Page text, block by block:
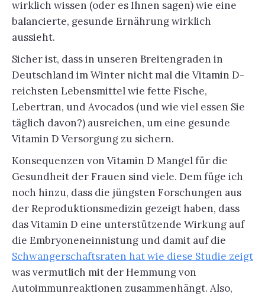
wirklich wissen (oder es Ihnen sagen) wie eine
balancierte, gesunde Ernährung wirklich
aussieht.
Sicher ist, dass in unseren Breitengraden in
Deutschland im Winter nicht mal die Vitamin D-
reichsten Lebensmittel wie fette Fische,
Lebertran, und Avocados (und wie viel essen Sie
täglich davon?) ausreichen, um eine gesunde
Vitamin D Versorgung zu sichern.
Konsequenzen von Vitamin D Mangel für die
Gesundheit der Frauen sind viele. Dem füge ich
noch hinzu, dass die jüngsten Forschungen aus
der Reproduktionsmedizin gezeigt haben, dass
das Vitamin D eine unterstützende Wirkung auf
die Embryoneneinnistung und damit auf die
Schwangerschaftsraten hat wie diese Studie zeigt
was vermutlich mit der Hemmung von
Autoimmunreaktionen zusammenhängt. Also,